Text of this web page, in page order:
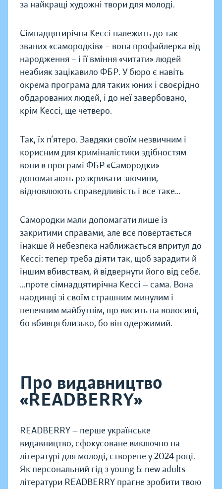
за найкращі художні твори для молоді.
Сімнадцятирічна Кессі належить до так
званих «самородків» – вона профайлерка від
народження – і її вміння «читати» людей
неабияк зацікавило ФБР. У бюро є навіть
окрема програма для таких юних і своєрідно
обдарованих людей, і до неї завербовано,
крім Кессі, ще четверо.
Так, їх п’ятеро. Завдяки своїм незвичним і
корисним для криміналістики здібностям
вони в програмі ФБР «Самородки»
допомагають розкривати злочини,
відновлюють справедливість і все таке…
Самородки мали допомагати лише із
закритими справами, але все повертається
інакше й небезпека наближається впритул до
Кессі: тепер треба діяти так, щоб зарадити й
іншим вбивствам, й відвернути його від себе.
…проте сімнадцятирічна Кессі — сама. Вона
наодинці зі своїм страшним минулим і
непевним майбутнім, що висить на волосині,
бо вбивця близько, бо він одержимий.
Про видавництво
«READBERRY»
READBERRY — перше українське
видавництво, сфокусоване виключно на
літературі для молоді, створене у 2024 році.
Як персональний гід з young & new adults
літератури READBERRY прагне зробити твою